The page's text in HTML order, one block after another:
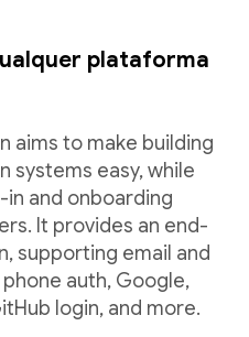
plataforma
aims to make building
systems easy, while
and onboarding
It provides an end-
supporting email and
auth, Google,
login, and more.